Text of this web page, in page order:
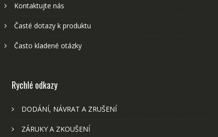
Kontaktujte nás
Časté dotazy k produktu
Často kladené otázky
Rychlé odkazy
DODÁNÍ, NÁVRAT A ZRUŠENÍ
ZÁRUKY A ZKOUŠENÍ